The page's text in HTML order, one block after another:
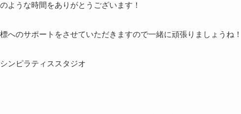
ような時間をありがとうございます！
へのサポートをさせていただきますので一緒に頑張りましょうね！
ンピラティススタジオ